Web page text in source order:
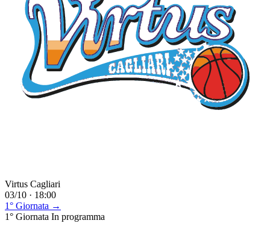
Virtus Cagliari
03/10 · 18:00
1° Giornata →
1° Giornata In programma